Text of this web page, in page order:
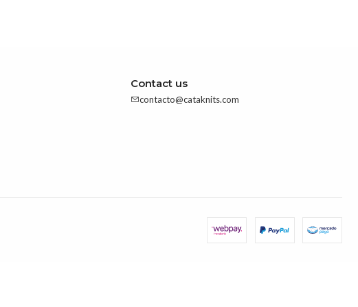
Contact us
contacto@cataknits.com